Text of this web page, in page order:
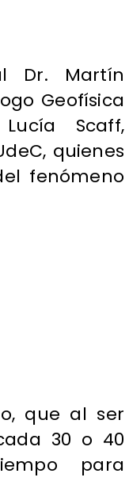
Dr. Martín
Geofísica
Scaff,
quienes
fenómeno
que al ser
30 o 40
para